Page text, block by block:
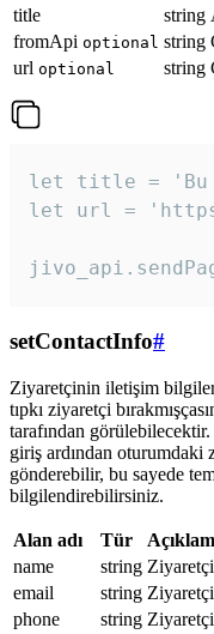
title
string
fromApi optional string
url optional string
let title = 'Bu
let url =
setContactInfo#
Ziyaretçinin iletişim
tıpkı ziyaretçi
tarafından
giriş ardından
gönderebilir, bu sayede
bilgilendirebilirsiniz.
Alan adı Tür
name
string
email
string
phone
string